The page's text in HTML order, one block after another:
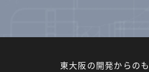
東大阪の開発からの